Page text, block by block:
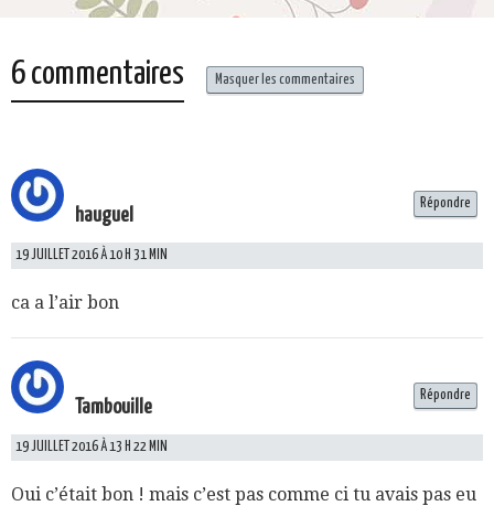
6 commentaires Masquer les commentaires
hauguel
19 JUILLET 2016 À 10 H 31 MIN
ca a l’air bon
Répondre
Tambouille
19 JUILLET 2016 À 13 H 22 MIN
Oui c’était bon ! mais c’est pas comme ci tu avais pas eu
Répondre